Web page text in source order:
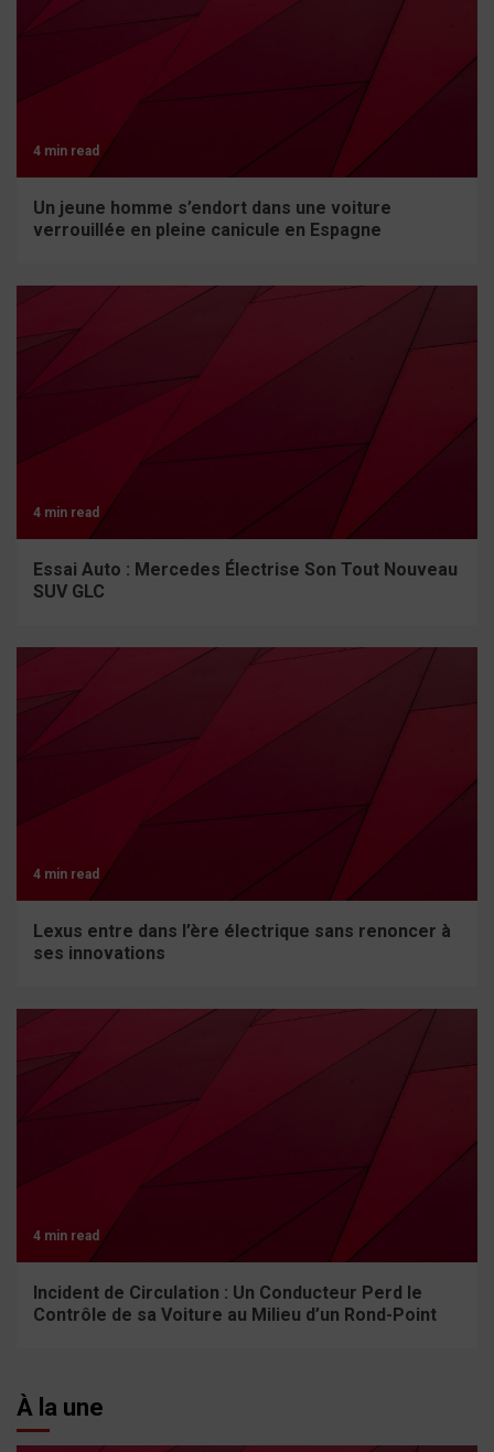
4 min read
Un jeune homme s’endort dans une voiture
verrouillée en pleine canicule en Espagne
4 min read
Essai Auto : Mercedes Électrise Son Tout Nouveau
SUV GLC
4 min read
Lexus entre dans l’ère électrique sans renoncer à
ses innovations
4 min read
Incident de Circulation : Un Conducteur Perd le
Contrôle de sa Voiture au Milieu d’un Rond-Point
À la une